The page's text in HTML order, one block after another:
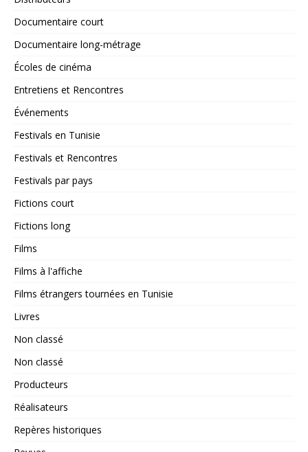
Documentaire court
Documentaire long-métrage
Écoles de cinéma
Entretiens et Rencontres
Événements
Festivals en Tunisie
Festivals et Rencontres
Festivals par pays
Fictions court
Fictions long
Films
Films à l'affiche
Films étrangers tournées en Tunisie
Livres
Non classé
Non classé
Producteurs
Réalisateurs
Repères historiques